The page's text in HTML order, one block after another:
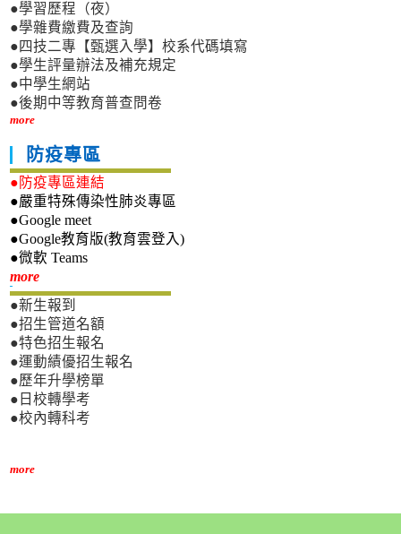
●學習歷程（夜）
●學雜費繳費及查詢
●四技二專【甄選入學】校系代碼填寫
●學生評量辦法及補充規定
●中學生網站
●後期中等教育普查問卷
more
防疫專區
●防疫專區連結
●嚴重特殊傳染性肺炎專區
●Google meet
●Google教育版(教育雲登入)
●微軟 Teams
more新生專區
●新生報到
●招生管道名額
●特色招生報名
●運動績優招生報名
●歷年升學榜單
●日校轉學考
●校內轉科考
more